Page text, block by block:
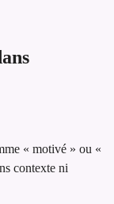
« motivé » ou «
contexte ni